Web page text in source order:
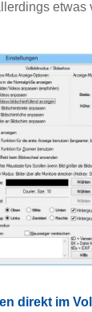
etwas
direkt im